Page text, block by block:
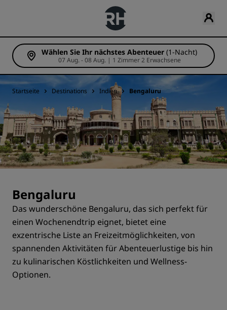
Wählen Sie Ihr nächstes Abenteuer (1-Nacht)
07 Aug. - 08 Aug. | 1 Zimmer 2 Erwachsene
Startseite Destinations Indien Bengaluru
Bengaluru
Das wunderschöne Bengaluru, das sich perfekt für
einen Wochenendtrip eignet, bietet eine
exzentrische Liste an Freizeitmöglichkeiten, von
spannenden Aktivitäten für Abenteuerlustige bis hin
zu kulinarischen Köstlichkeiten und Wellness-
Optionen.